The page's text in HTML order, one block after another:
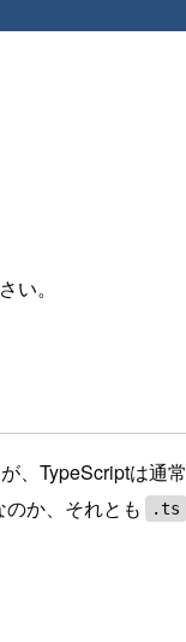
い。
、TypeScriptは通常
か、それとも .ts